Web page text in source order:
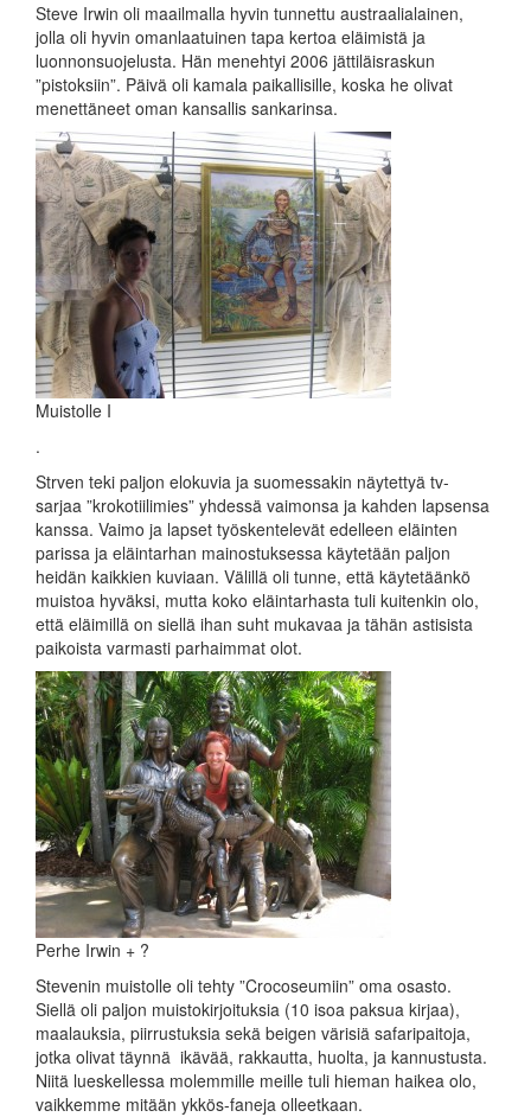
Steve Irwin oli maailmalla hyvin tunnettu austraalialainen,
jolla oli hyvin omanlaatuinen tapa kertoa eläimistä ja
luonnonsuojelusta. Hän menehtyi 2006 jättiläisraskun
”pistoksiin”. Päivä oli kamala paikallisille, koska he olivat
menettäneet oman kansallis sankarinsa.
Muistolle I
.
Strven teki paljon elokuvia ja suomessakin näytettyä tv-
sarjaa ”krokotiilimies” yhdessä vaimonsa ja kahden lapsensa
kanssa. Vaimo ja lapset työskentelevät edelleen eläinten
parissa ja eläintarhan mainostuksessa käytetään paljon
heidän kaikkien kuviaan. Välillä oli tunne, että käytetäänkö
muistoa hyväksi, mutta koko eläintarhasta tuli kuitenkin olo,
että eläimillä on siellä ihan suht mukavaa ja tähän astisista
paikoista varmasti parhaimmat olot.
Perhe Irwin + ?
Stevenin muistolle oli tehty ”Crocoseumiin” oma osasto.
Siellä oli paljon muistokirjoituksia (10 isoa paksua kirjaa),
maalauksia, piirrustuksia sekä beigen värisiä safaripaitoja,
jotka olivat täynnä ikävää, rakkautta, huolta, ja kannustusta.
Niitä lueskellessa molemmille meille tuli hieman haikea olo,
vaikkemme mitään ykkös-faneja olleetkaan.